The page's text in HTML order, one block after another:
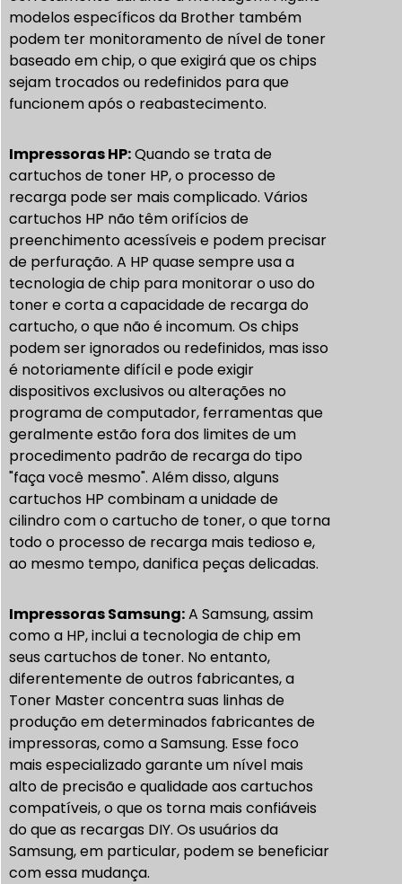
modelos específicos da Brother também
podem ter monitoramento de nível de toner
baseado em chip, o que exigirá que os chips
sejam trocados ou redefinidos para que
funcionem após o reabastecimento.
Impressoras HP:Quando se trata de
cartuchos de toner HP, o processo de
recarga pode ser mais complicado. Vários
cartuchos HP não têm orifícios de
preenchimento acessíveis e podem precisar
de perfuração. A HP quase sempre usa a
tecnologia de chip para monitorar o uso do
toner e corta a capacidade de recarga do
cartucho, o que não é incomum. Os chips
podem ser ignorados ou redefinidos, mas isso
é notoriamente difícil e pode exigir
dispositivos exclusivos ou alterações no
programa de computador, ferramentas que
geralmente estão fora dos limites de um
procedimento padrão de recarga do tipo
"faça você mesmo". Além disso, alguns
cartuchos HP combinam a unidade de
cilindro com o cartucho de toner, o que torna
todo o processo de recarga mais tedioso e,
ao mesmo tempo, danifica peças delicadas.
Impressoras Samsung:A Samsung, assim
como a HP, inclui a tecnologia de chip em
seus cartuchos de toner. No entanto,
diferentemente de outros fabricantes, a
Toner Master concentra suas linhas de
produção em determinados fabricantes de
impressoras, como a Samsung. Esse foco
mais especializado garante um nível mais
alto de precisão e qualidade aos cartuchos
compatíveis, o que os torna mais confiáveis
do que as recargas DIY. Os usuários da
Samsung, em particular, podem se beneficiar
com essa mudança.